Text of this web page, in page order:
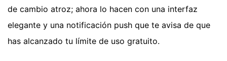
de cambio atroz; ahora lo hacen con una interfaz
elegante y una notificación push que te avisa de que
has alcanzado tu límite de uso gratuito.